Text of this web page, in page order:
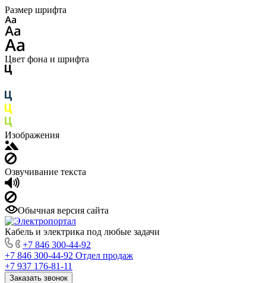
Размер шрифта
Цвет фона и шрифта
Изображения
Озвучивание текста
Обычная версия сайта
Кабель и электрика под любые задачи
+7 846 300-44-92
+7 846 300-44-92 Отдел продаж
+7 937 176-81-11
Заказать звонок